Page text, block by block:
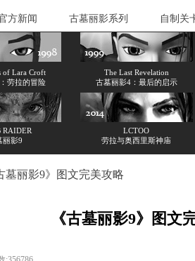
方新闻 古墓丽影系列 自制关
of Lara Croft
劳拉的冒险
The Last Revelation
古墓丽影4：最后的启示
RAIDER
丽影9
LCTOO
劳拉与奥西里斯神庙
墓丽影9》图文完美攻略
《古墓丽影9》图文